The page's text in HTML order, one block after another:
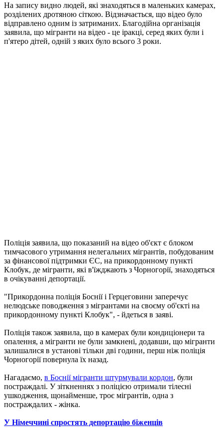
На запису видно людей, які знаходяться в маленьких камерах,
розділених дротяною сіткою. Відзначається, що відео було
відправлено одним із затриманих. Благодійна організація
заявила, що мігранти на відео - це іракці, серед яких були і
п'ятеро дітей, одній з яких було всього 3 роки.
Поліція заявила, що показаний на відео об'єкт є блоком
тимчасового утримання нелегальних мігрантів, побудованим
за фінансової підтримки ЄС, на прикордонному пункті
Клобук, де мігранти, які в'їжджають з Чорногорії, знаходяться
в очікуванні депортації.
"Прикордонна поліція Боснії і Герцеговини заперечує
нелюдське поводження з мігрантами на своєму об'єкті на
прикордонному пункті Клобук", - йдеться в заяві.
Поліція також заявила, що в камерах були кондиціонери та
опалення, а мігранти не були замкнені, додавши, що мігранти
залишалися в установі тільки дві години, перш ніж поліція
Чорногорії повернула їх назад.
Нагадаємо, в Боснії мігранти штурмували кордон, були
постраждалі. У зіткненнях з поліцією отримали тілесні
ушкодження, щонайменше, троє мігрантів, одна з
постраждалих - жінка.
У Німеччині спростять депортацію біженців